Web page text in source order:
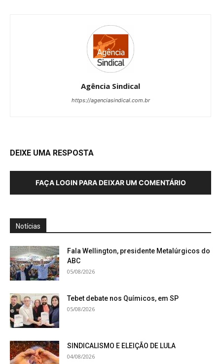
Agência Sindical
https://agenciasindical.com.br
DEIXE UMA RESPOSTA
FAÇA LOGIN PARA DEIXAR UM COMENTÁRIO
Notícias
Fala Wellington, presidente Metalúrgicos do
ABC
05/08/2026
Tebet debate nos Químicos, em SP
05/08/2026
SINDICALISMO E ELEIÇÃO DE LULA
04/08/2026